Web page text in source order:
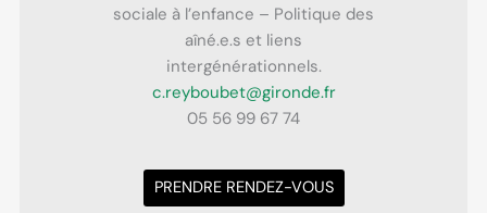
sociale à l’enfance – Politique des
aîné.e.s et liens
intergénérationnels.
c.reyboubet@gironde.fr
05 56 99 67 74
PRENDRE RENDEZ-VOUS